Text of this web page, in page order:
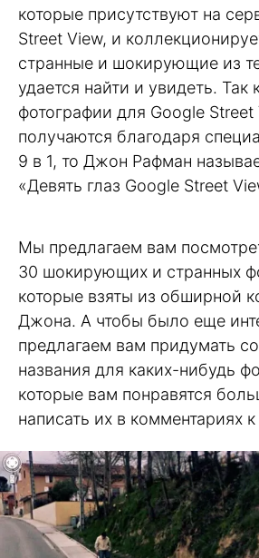
которые присутствуют на
Street View, и
странные и шокирующие из
удается найти и увидеть. Так
фотографии для Google Street
получаются благодаря
9 в 1, то Джон Рафман
«Девять глаз Google Street
Мы предлагаем вам
30 шокирующих и странных
которые взяты из обширной
Джона. А чтобы было еще
предлагаем вам придумать
названия для каких-нибудь
которые вам понравятся
написать их в комментариях